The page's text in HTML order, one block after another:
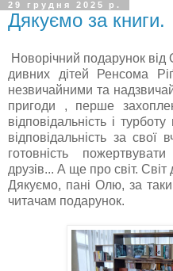
29 грудня 2025 р.
Дякуємо за книги.
Новорічний подарунок від
дивних дітей
Ренсома
незвичайними та
пригоди , перше
відповідальність і
відповідальність за свої
готовність
пожертвувати
друзів... А ще про світ. Світ
Дякуємо, пані Олю, за
читачам подарунок.